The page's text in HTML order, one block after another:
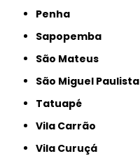
Penha
Sapopemba
São Mateus
São Miguel Paulista
Tatuapé
Vila Carrão
Vila Curuçá